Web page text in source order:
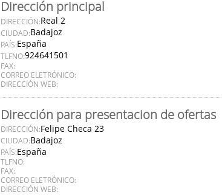
Dirección principal
DIRECCIÓN:Real 2
CIUDAD:Badajoz
PAÍS:España
TLFNO:924641501
FAX:
CORREO ELETRÓNICO:
DIRECCIÓN WEB:
Dirección para presentacion de ofertas
DIRECCIÓN:Felipe Checa 23
CIUDAD:Badajoz
PAÍS:España
TLFNO:
FAX:
CORREO ELETRÓNICO:
DIRECCIÓN WEB: